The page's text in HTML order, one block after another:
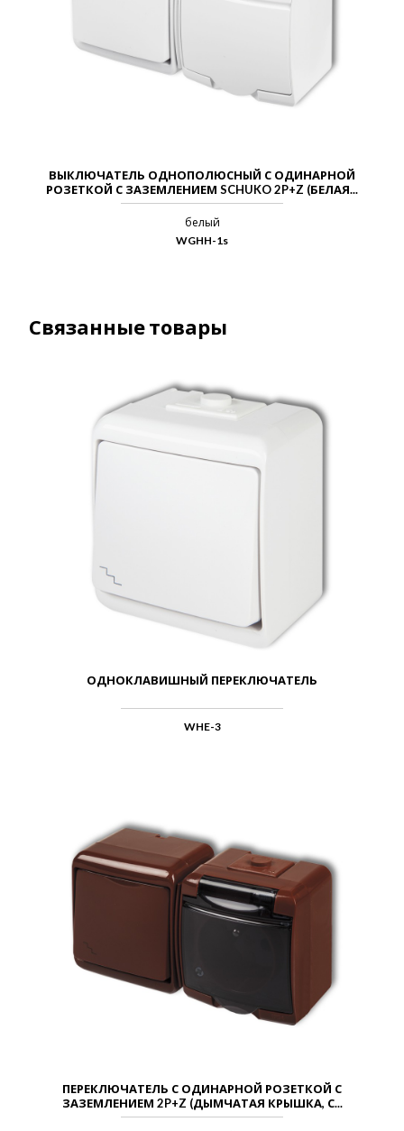
ВЫКЛЮЧАТЕЛЬ ОДНОПОЛЮСНЫЙ С ОДИНАРНОЙ
РОЗЕТКОЙ С ЗАЗЕМЛЕНИЕМ SCHUKO 2P+Z (БЕЛАЯ...
белый
WGHH-1s
Связанные товары
ОДНОКЛАВИШНЫЙ ПЕРЕКЛЮЧАТЕЛЬ
WHE-3
ПЕРЕКЛЮЧАТЕЛЬ С ОДИНАРНОЙ РОЗЕТКОЙ С
ЗАЗЕМЛЕНИЕМ 2P+Z (ДЫМЧАТАЯ КРЫШКА, С...